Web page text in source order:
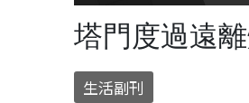
塔門度過遠
生活副刊